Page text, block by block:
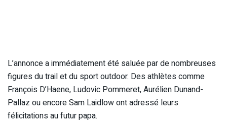
L’annonce a immédiatement été saluée par de nombreuses
figures du trail et du sport outdoor. Des athlètes comme
François D’Haene, Ludovic Pommeret, Aurélien Dunand-
Pallaz ou encore Sam Laidlow ont adressé leurs
félicitations au futur papa.